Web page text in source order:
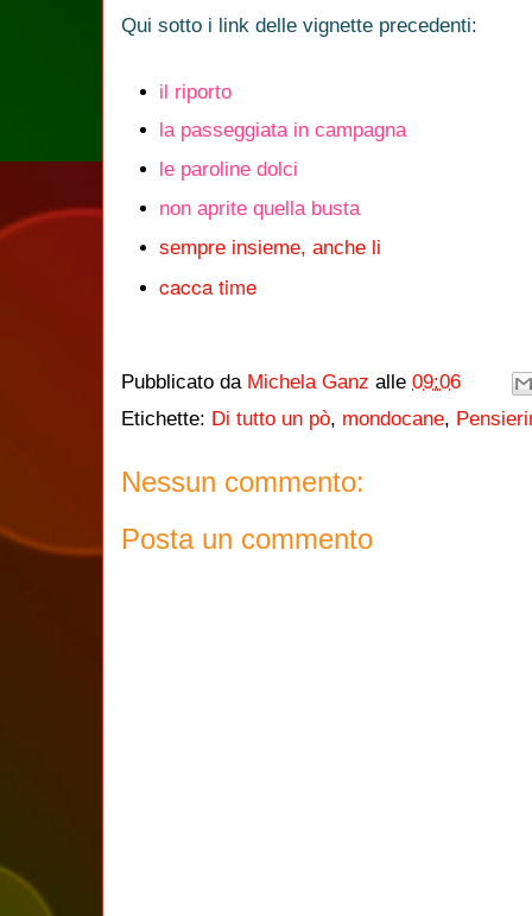
Qui sotto i link delle vignette precedenti:
il riporto
la passeggiata in campagna
le paroline dolci
non aprite quella busta
sempre insieme, anche li
cacca time
Pubblicato da Michela Ganz alle 09:06
Etichette: Di tutto un pò, mondocane,
Nessun commento:
Posta un commento